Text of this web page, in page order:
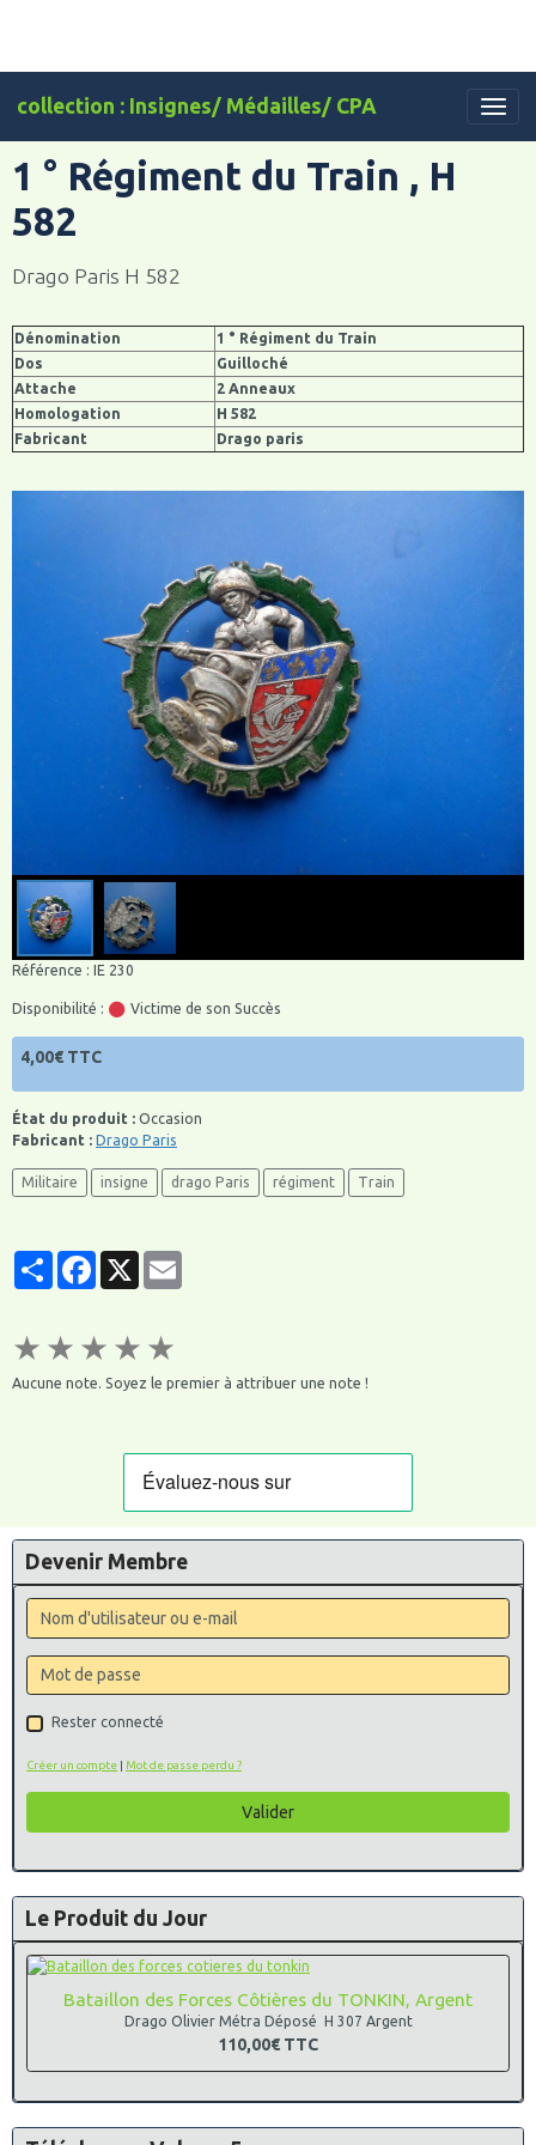
collection : Insignes/ Médailles/ CPA
1 ° Régiment du Train , H
582
Drago Paris H 582
Dénomination
1 ° Régiment du Train
Dos
Guilloché
Attache
2 Anneaux
Homologation
H 582
Fabricant
Drago paris
Référence : IE 230
Disponibilité : Victime de son Succès
4,00€ TTC
État du produit : Occasion
Fabricant : Drago Paris
Militaire insigne drago Paris régiment Train
PartagerFacebook
★ ★ ★ ★ ★
Aucune note. Soyez le premier à attribuer une note !
Devenir Membre
Rester connecté
Créer un compte | Mot de passe perdu ?
Valider
Le Produit du Jour
Bataillon des Forces Côtières du TONKIN, Argent
Drago Olivier Métra Déposé H 307 Argent
110,00€ TTC